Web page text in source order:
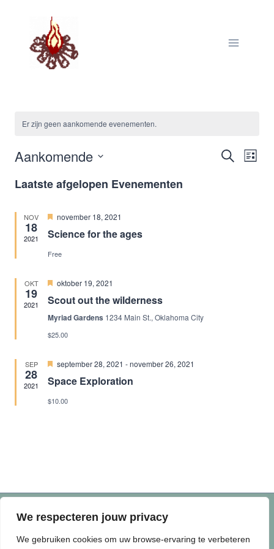
We respecteren jouw privacy
We gebruiken cookies om uw browse-ervaring te verbeteren
inhoud
Er zijn geen aankomende evenementen.
Zoeken
Lijst
Aankomende
een
Laatste afgelopen Evenementen
NOV
18
2021
Uitgelicht
november 18, 2021
Science for the ages
Free
OKT
19
2021
Uitgelicht
oktober 19, 2021
Scout out the wilderness
Myriad Gardens 1234 Main St., Oklahoma City
$25.00
SEP
28
2021
Uitgelicht
september 28, 2021 -november 26, 2021
Space Exploration
$10.00